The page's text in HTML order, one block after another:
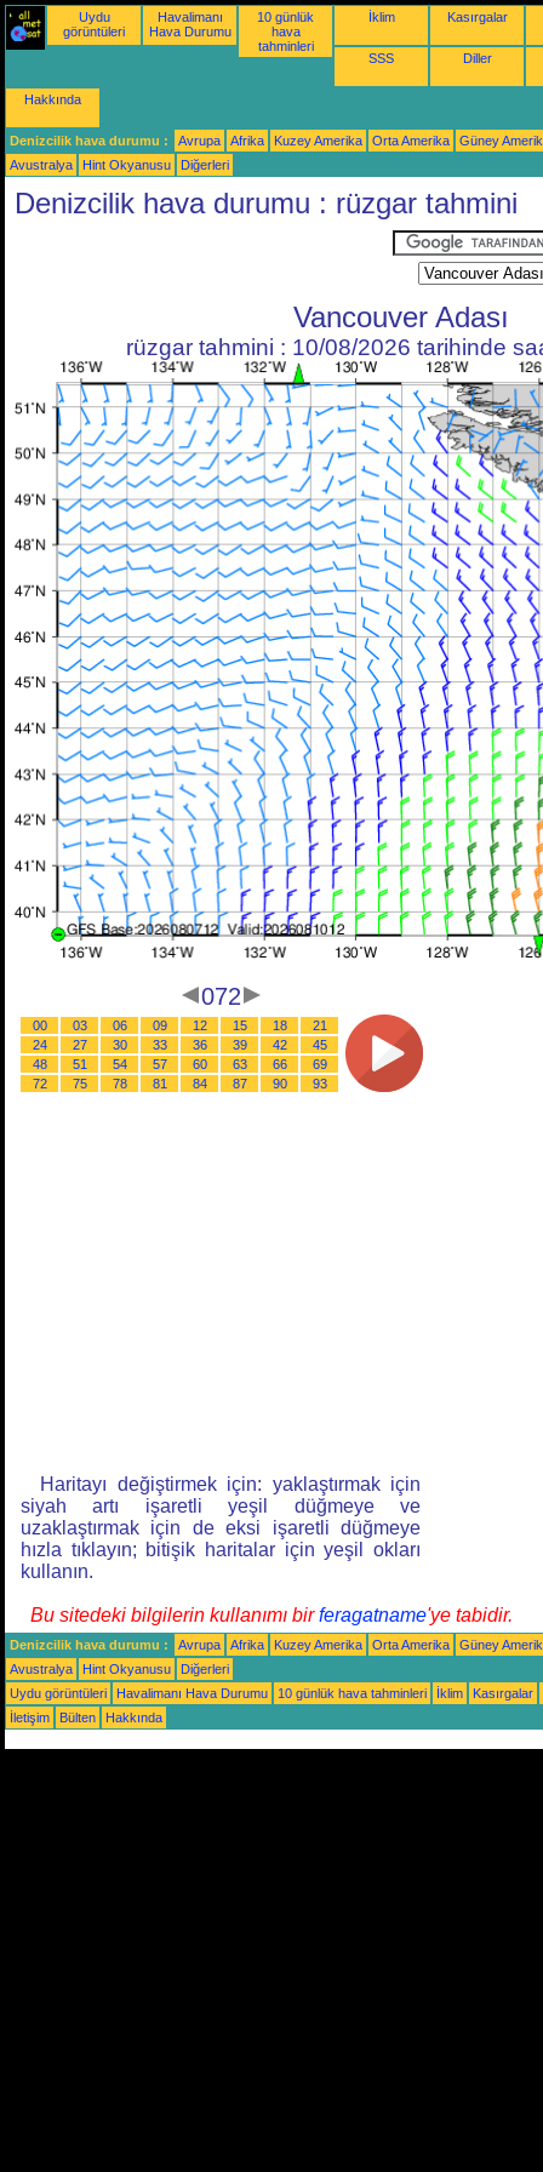
Uydu
görüntüleri
Havalimanı
Hava Durumu
10 günlük
hava
tahminleri
İklim Kasırgalar
SSS Diller
Hakkında
Denizcilik hava durumu : Avrupa Afrika Kuzey Amerika Orta Amerika
Güney
Avustralya
Hint Okyanusu Diğerleri
Denizcilik hava durumu : rüzgar tahmini
Vancouver Adası
rüzgar tahmini : 10/08/2026 tarihinde
072
00 03 06 09 12 15 18
21
24
27 30 33 36 39 42
45
48
51 54 57 60 63 66
69
72
75 78 81 84 87 90 93
Haritayı değiştirmek için: yaklaştırmak için
siyah artı işaretli yeşil düğmeye ve
uzaklaştırmak için de eksi işaretli düğmeye
hızla tıklayın; bitişik haritalar için yeşil okları
kullanın.
Bu sitedeki bilgilerin kullanımı birferagatname'ye tabidir.
Denizcilik hava durumu : Avrupa Afrika Kuzey Amerika Orta Amerika
Güney
Avustralya
Hint Okyanusu
Diğerleri
Uydu görüntüleri
Havalimanı Hava Durumu 10 günlük hava tahminleri İklim
Kasırgalar
İletişim
Bülten Hakkında